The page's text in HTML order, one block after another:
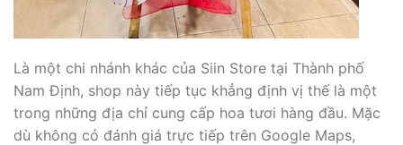
Là một chi nhánh khác của Siin Store tại Thành phố
Nam Định, shop này tiếp tục khẳng định vị thế là một
trong những địa chỉ cung cấp hoa tươi hàng đầu. Mặc
dù không có đánh giá trực tiếp trên Google Maps,